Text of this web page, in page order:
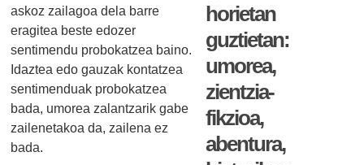
horietan
guztietan:
umorea,
zientzia-
fikzioa,
abentura,
askoz zailagoa dela barre
eragitea beste edozer
sentimendu probokatzea baino.
Idaztea edo gauzak kontatzea
sentimenduak probokatzea
bada, umorea zalantzarik gabe
zailenetakoa da, zailena ez
bada.